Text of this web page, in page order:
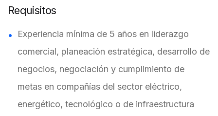
Requisitos
Experiencia mínima de 5 años en liderazgo
comercial, planeación estratégica, desarrollo de
negocios, negociación y cumplimiento de
metas en compañías del sector eléctrico,
energético, tecnológico o de infraestructura